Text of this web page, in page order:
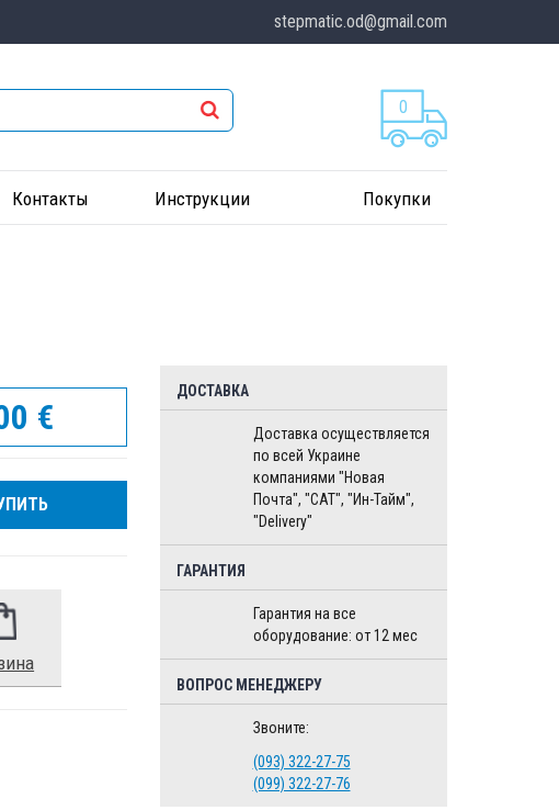
stepmatic.od@gmail.com
0
Контакты Инструкции Покупки
€
ДОСТАВКА
Доставка осуществляется
по всей Украине
компаниями "Новая
Почта", "CAT", "Ин-Тайм",
"Delivery"
ГАРАНТИЯ
Гарантия на все
оборудование: от 12 мес
ВОПРОС МЕНЕДЖЕРУ
Звоните:
(093) 322-27-75
(099) 322-27-76